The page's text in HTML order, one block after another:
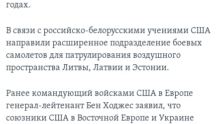
годах.
В связи с российско-белорусскими учениями США
направили расширенное подразделение боевых
самолетов для патрулирования воздушного
пространства Литвы, Латвии и Эстонии.
Ранее командующий войсками США в Европе
генерал-лейтенант Бен Ходжес заявил, что
союзники США в Восточной Европе и Украине